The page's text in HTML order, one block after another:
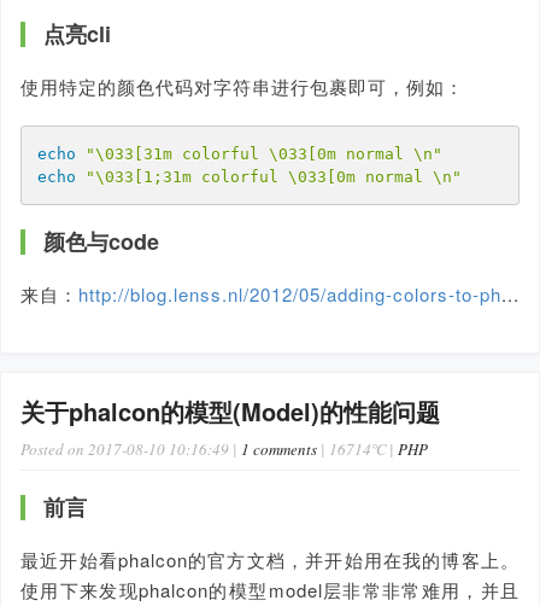
点亮cli
使用特定的颜色代码对字符串进行包裹即可，例如：
echo
"\033[31m colorful \033[0m normal \n"
echo
"\033[1;31m colorful \033[0m normal \n"
颜色与code
来自： http://blog.lenss.nl/2012/05/adding-colors-to-ph...
关于phalcon的模型(Model)的性能问题
Posted on 2017-08-10 10:16:49 | 1 comments | 16714℃ | PHP
前言
最近开始看phalcon的官方文档，并开始用在我的博客上。
使用下来发现phalcon的模型model层非常非常难用，并且